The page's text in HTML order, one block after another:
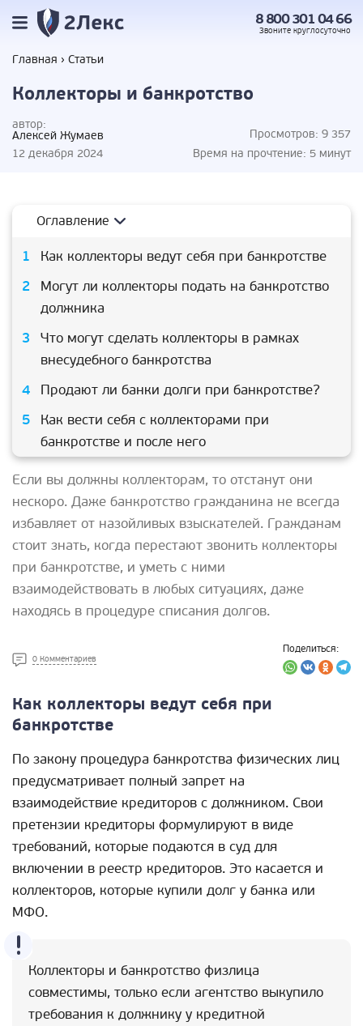
8 800 301 04 66
Звоните круглосуточно
Главная Статьи
Коллекторы и банкротство
автор:
Алексей Жумаев
12 декабря 2024
Просмотров: 9 357
Время на прочтение: 5 минут
Оглавление
Как коллекторы ведут себя при банкротстве
Могут ли коллекторы подать на банкротство
должника
Что могут сделать коллекторы в рамках
внесудебного банкротства
Продают ли банки долги при банкротстве?
Как вести себя с коллекторами при
банкротстве и после него
Если вы должны коллекторам, то отстанут они
нескоро. Даже банкротство гражданина не всегда
избавляет от назойливых взыскателей. Гражданам
стоит знать, когда перестают звонить коллекторы
при банкротстве, и уметь с ними
взаимодействовать в любых ситуациях, даже
находясь в процедуре списания долгов.
0 Комментариев
Поделиться:
Как коллекторы ведут себя при
банкротстве
По закону процедура банкротства физических лиц
предусматривает полный запрет на
взаимодействие кредиторов с должником. Свои
претензии кредиторы формулируют в виде
требований, которые подаются в суд для
включении в реестр кредиторов. Это касается и
коллекторов, которые купили долг у банка или
МФО.
Коллекторы и банкротство физлица
совместимы, только если агентство выкупило
требования к должнику у кредитной